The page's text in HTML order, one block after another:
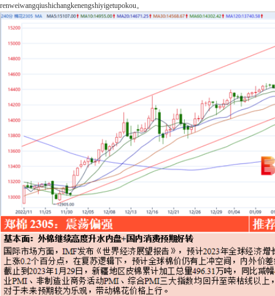
renweiwangqiushichangkenengshiyigetupokou。